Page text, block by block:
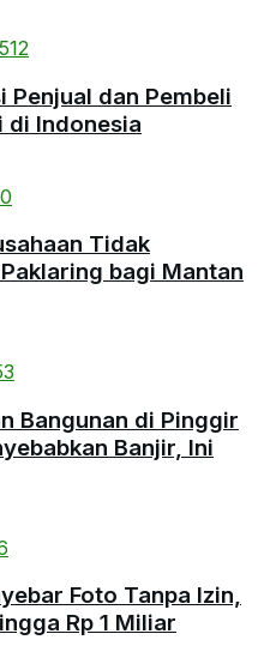
Penjual dan Pembeli
di Indonesia
Tidak
bagi Mantan
Bangunan di Pinggir
Banjir, Ini
Foto Tanpa Izin,
Rp 1 Miliar